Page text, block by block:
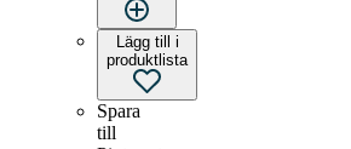
Lägg till i
produktlista
Spara
till